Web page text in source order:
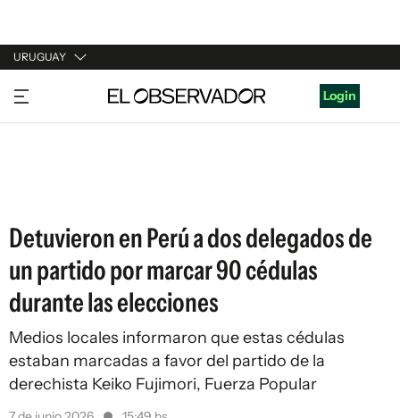
URUGUAY
URUGUAY
ARGENTINA
Login
Detuvieron en Perú a dos delegados de
un partido por marcar 90 cédulas
durante las elecciones
Medios locales informaron que estas cédulas
estaban marcadas a favor del partido de la
derechista Keiko Fujimori, Fuerza Popular